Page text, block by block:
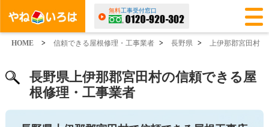
無料工事受付窓口
HOME > 信頼できる屋根修理・工事業者 > 長野県 > 上伊那郡宮田村
長野県上伊那郡宮田村の信頼できる屋
根修理・工事業者